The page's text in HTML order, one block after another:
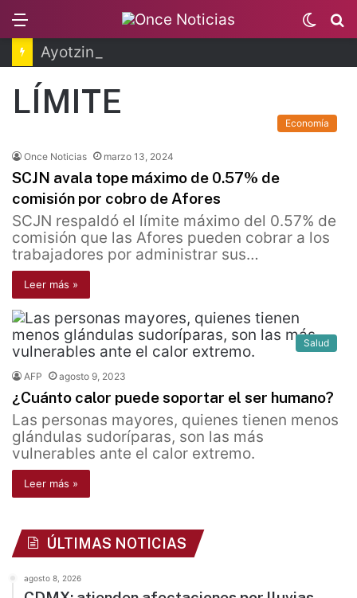
Switch
skin
LÍMITE
Economía
Once Noticias marzo 13, 2024
SCJN avala tope máximo de 0.57% de
comisión por cobro de Afores
SCJN respaldó el límite máximo del 0.57% de
comisión que las Afores pueden cobrar a los
trabajadores por administrar sus…
Leer más »
Salud
AFP agosto 9, 2023
¿Cuánto calor puede soportar el ser humano?
Las personas mayores, quienes tienen menos
glándulas sudoríparas, son las más
vulnerables ante el calor extremo.
Leer más »
ÚLTIMAS NOTICIAS
agosto 8, 2026